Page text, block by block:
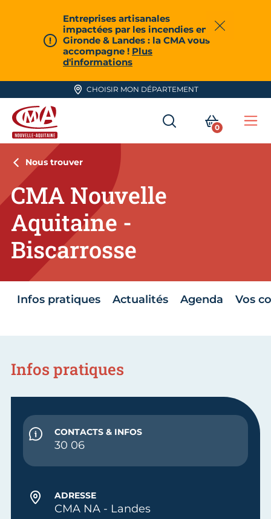
Entreprises artisanales
impactées par les incendies en
Gironde & Landes : la CMA vous
accompagne ! Plus
d'informations
Fermer
CHOISIR MON DÉPARTEMENT
CMA Nouvelle-Aquitaine
RECHERCHER
MON
0
Nous trouver
CMA Nouvelle
Aquitaine -
Biscarrosse
Infos pratiques Actualités Agenda Vos
Infos pratiques
CONTACTS & INFOS
30 06
ADRESSE
CMA NA - Landes